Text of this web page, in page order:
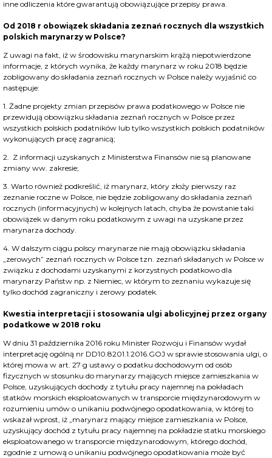
inne odliczenia które gwarantują obowiązujące przepisy prawa.
Od 2018 r obowiązek składania zeznań rocznych dla wszystkich
polskich marynarzy w Polsce?
Z uwagi na fakt, iż w środowisku marynarskim krążą niepotwierdzone
informacje, z których wynika, że każdy marynarz w roku 2018 będzie
zobligowany do składania zeznań rocznych w Polsce należy wyjaśnić co
następuje:
1. Żadne projekty zmian przepisów prawa podatkowego w Polsce nie
przewidują obowiązku składania zeznań rocznych w Polsce przez
wszystkich polskich podatników lub tylko wszystkich polskich podatników
wykonujących pracę zagranicą;
2. Z informacji uzyskanych z Ministerstwa Finansów nie są planowane
zmiany ww. zakresie;
3. Warto również podkreślić, iż marynarz, który złoży pierwszy raz
zeznanie roczne w Polsce, nie będzie zobligowany do składania zeznań
rocznych (informacyjnych) w kolejnych latach, chyba że powstanie taki
obowiązek w danym roku podatkowym z uwagi na uzyskane przez
marynarza dochody.
4. W dalszym ciągu polscy marynarze nie mają obowiązku składania
„zerowych” zeznań rocznych w Polsce tzn. zeznań składanych w Polsce w
związku z dochodami uzyskanymi z korzystnych podatkowo dla
marynarzy Państw np. z Niemiec, w którym to zeznaniu wykazuje się
tylko dochód zagraniczny i zerowy podatek.
Kwestia interpretacji i stosowania ulgi abolicyjnej przez organy
podatkowe w 2018 roku
W dniu 31 października 2016 roku Minister Rozwoju i Finansów wydał
interpretację ogólną nr DD10.8201.1.2016.GOJ w sprawie stosowania ulgi, o
której mowa w art. 27 g ustawy o podatku dochodowym od osób
fizycznych w stosunku do marynarzy mających miejsce zamieszkania w
Polsce, uzyskujących dochody z tytułu pracy najemnej na pokładach
statków morskich eksploatowanych w transporcie międzynarodowym w
rozumieniu umów o unikaniu podwójnego opodatkowania, w której to
wskazał wprost, iż „marynarz mający miejsce zamieszkania w Polsce,
uzyskujący dochód z tytułu pracy najemnej na pokładzie statku morskiego
eksploatowanego w transporcie międzynarodowym, którego dochód,
zgodnie z umową o unikaniu podwójnego opodatkowania może być